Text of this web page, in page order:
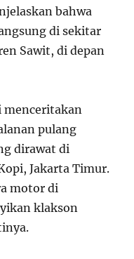
bahwa
di sekitar
Sawit, di depan
menceritakan
pulang
dirawat di
Jakarta Timur.
motor di
klakson